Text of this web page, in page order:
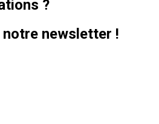
?
newsletter !